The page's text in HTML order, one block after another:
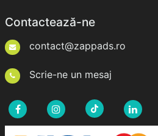
Contactează-ne
contact@zappads.ro
Scrie-ne un mesaj